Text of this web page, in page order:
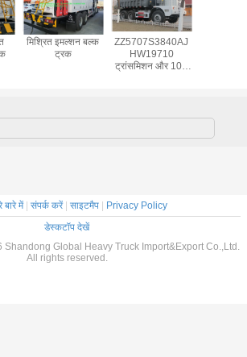
मिश्रित इमल्शन बल्क
ट्रक
ZZ5707S3840AJ
HW19710
ट्रांसमिशन और 10L
बारे में| संपर्क करें| साइटमैप| Privacy Policy
डेस्कटॉप देखें
Global Heavy Truck Import&Export Co.,Ltd.
All rights reserved.